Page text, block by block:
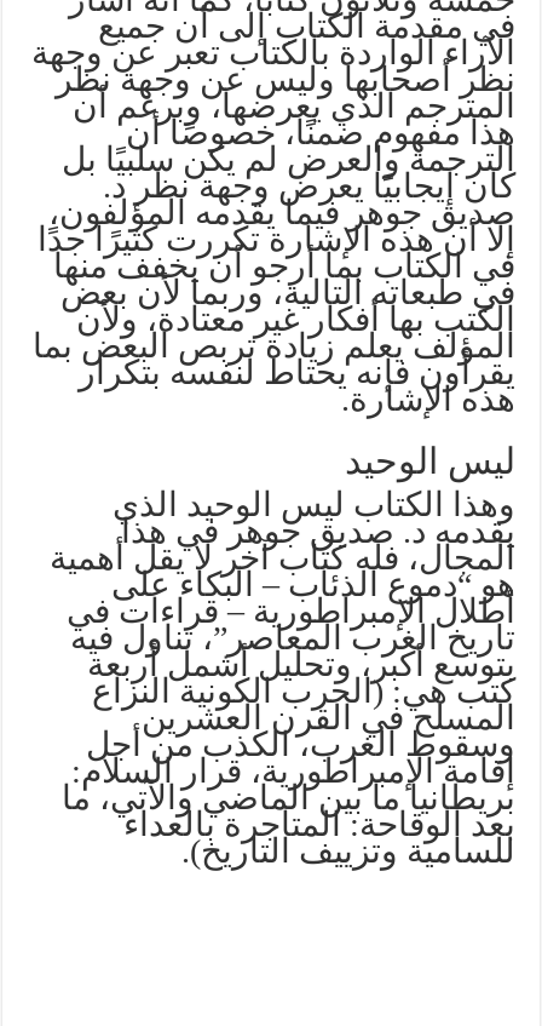
في مقدمة الكتاب إلى أن جميع
الآراء الواردة بالكتاب تعبر عن وجهة
نظر أصحابها وليس عن وجهة نظر
المترجم الذي يعرضها، وبرغم أن
هذا مفهوم ضمنًا، خصوصًا أن
الترجمة والعرض لم يكن سلبيًا بل
كان إيجابيًا يعرض وجهة نظر د.
صديق جوهر فيما يقدمه المؤلفون،
إلا أن هذه الإشارة تكررت كثيرًا جدًا
في الكتاب بما أرجو أن يخفف منها
في طبعاته التالية، وربما لأن بعض
الكتب بها أفكار غير معتادة، ولأن
المؤلف يعلم زيادة تربص البعض بما
يقرأون فإنه يحتاط لنفسه بتكرار
هذه الإشارة.
ليس الوحيد
وهذا الكتاب ليس الوحيد الذي
يقدمه د. صديق جوهر في هذا
المجال، فله كتاب آخر لا يقل أهمية
هو “دموع الذئاب – البكاء على
أطلال الإمبراطورية – قراءات في
تاريخ الغرب المعاصر”، تناول فيه
بتوسع أكبر، وتحليل أشمل أربعة
كتب هي: (الحرب الكونية النزاع
المسلح في القرن العشرين
وسقوط الغرب، الكذب من أجل
إقامة الإمبراطورية، قرار السلام:
بريطانيا ما بين الماضي والآتي، ما
بعد الوقاحة: المتاجرة بالعداء
للسامية وتزييف التاريخ).